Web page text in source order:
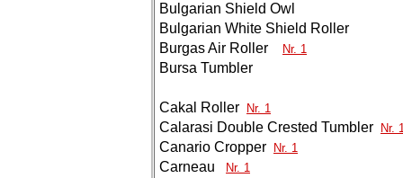
Bulgarian Shield Owl
Bulgarian White Shield Roller
Burgas Air Roller
Nr. 1
Bursa Tumbler
Cakal Roller Nr. 1
Calarasi Double Crested Tumbler Nr.
Canario Cropper Nr. 1
Carneau Nr. 1